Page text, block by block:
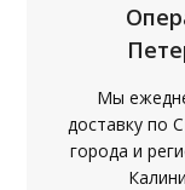
Мы
доставку по
города и